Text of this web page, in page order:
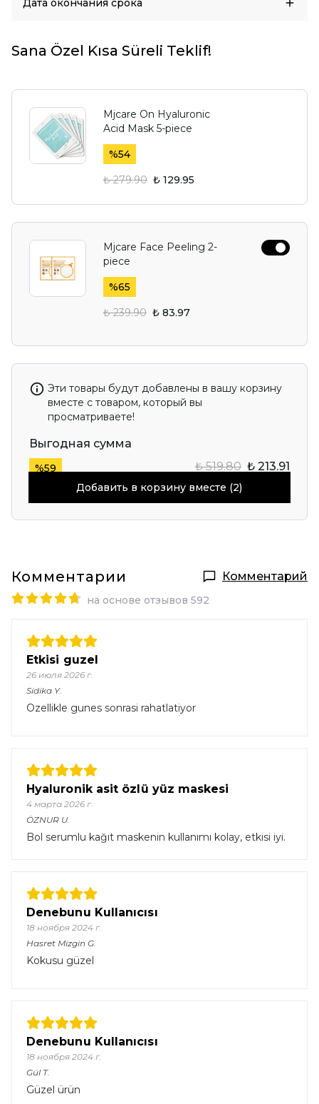
Дата окончания срока
Sana Özel Kısa Süreli Teklif!
Mjcare On Hyaluronic
Acid Mask 5-piece
%54
₺ 279.90 ₺ 129.95
Mjcare Face Peeling 2-
piece
%65
₺ 239.90 ₺ 83.97
Эти товары будут добавлены в вашу корзину
вместе с товаром, который вы
просматриваете!
Выгодная сумма
%59 ₺ 519.80 ₺ 213.91
Добавить в корзину вместе (2)
Комментарии Комментарий
на основе отзывов 592
Etkisi guzel
26 июля 2026 г.
Sidika Y.
Ozellikle gunes sonrasi rahatlatiyor
Hyaluronik asit özlü yüz maskesi
4 марта 2026 г.
ÖZNUR U.
Bol serumlu kağıt maskenin kullanımı kolay, etkisi iyi.
Denebunu Kullanıcısı
18 ноября 2024 г.
Hasret Mizgin G.
Kokusu güzel
Denebunu Kullanıcısı
18 ноября 2024 г.
Gül T.
Güzel ürün